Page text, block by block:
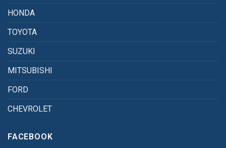
HONDA
TOYOTA
SUZUKI
MITSUBISHI
FORD
CHEVROLET
FACEBOOK